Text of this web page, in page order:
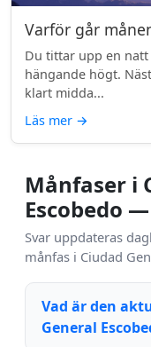
Varför går
Du tittar upp en
hängande högt.
klart midda...
Läs mer →
Månfaser i
Escobedo —
Svar uppdateras
månfas i Ciudad
Vad är den
General